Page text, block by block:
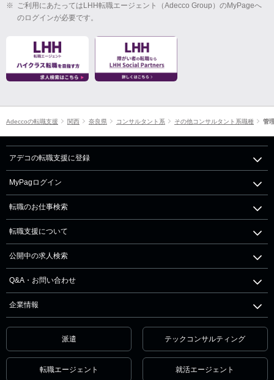
※ ご利用にあたってはLHH転職エージェント（Adecco Group）のMyPageへ
のログインが必要です。
Adeccoの転職支援 関西 奈良県 コンサルタント系 その他コンサルタント系職種 管
アデコの転職支援に登録
MyPagログイン
転職のお仕事検索
転職支援について
公開中の求人検索
Q&A・お問い合わせ
企業情報
派遣 テックコンサルティング
転職エージェント 就活エージェント